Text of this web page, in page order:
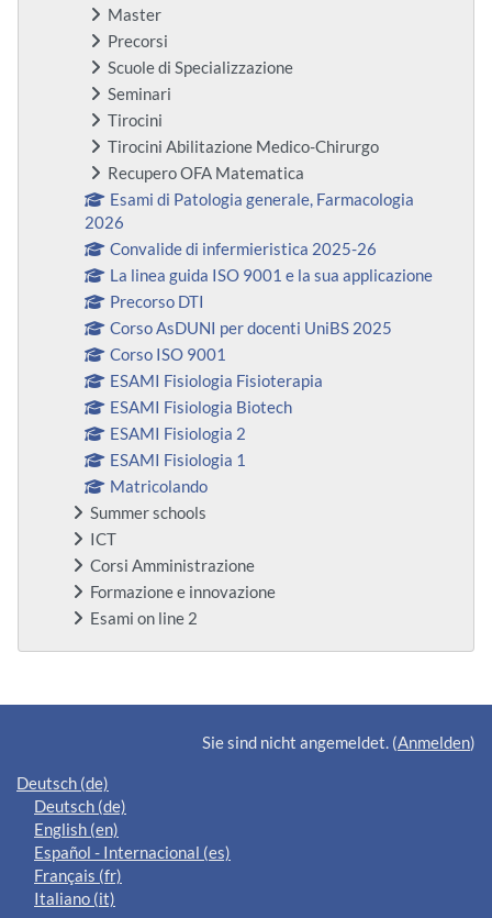
Master
Precorsi
Scuole di Specializzazione
Seminari
Tirocini
Tirocini Abilitazione Medico-Chirurgo
Recupero OFA Matematica
Esami di Patologia generale, Farmacologia
2026
Convalide di infermieristica 2025-26
La linea guida ISO 9001 e la sua applicazione
Precorso DTI
Corso AsDUNI per docenti UniBS 2025
Corso ISO 9001
ESAMI Fisiologia Fisioterapia
ESAMI Fisiologia Biotech
ESAMI Fisiologia 2
ESAMI Fisiologia 1
Matricolando
Summer schools
ICT
Corsi Amministrazione
Formazione e innovazione
Esami on line 2
Ergänzungsblöcke
Sie sind nicht angemeldet. (Anmelden)
Deutsch ‎(de)‎
Deutsch ‎(de)‎
English ‎(en)‎
Español - Internacional ‎(es)‎
Français ‎(fr)‎
Italiano ‎(it)‎